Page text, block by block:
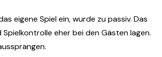
eigene Spiel ein, wurde zu passiv. Das
eher bei den Gästen lagen.